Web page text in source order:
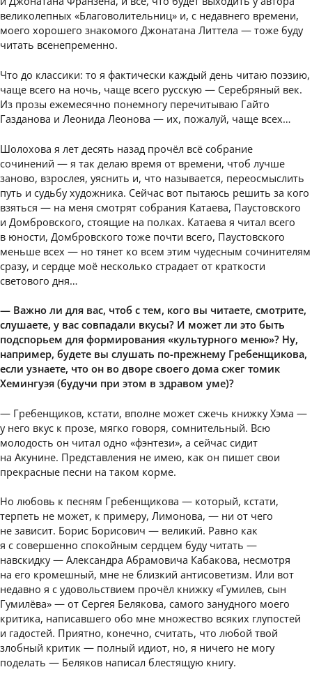
великолепных «Благоволительниц» и, с недавнего времени,
моего хорошего знакомого Джонатана Литтела — тоже буду
читать всенепременно.
Что до классики: то я фактически каждый день читаю поэзию,
чаще всего на ночь, чаще всего русскую — Серебряный век.
Из прозы ежемесячно понемногу перечитываю Гайто
Газданова и Леонида Леонова — их, пожалуй, чаще всех…
Шолохова я лет десять назад прочёл всё собрание
сочинений — я так делаю время от времени, чтоб лучше
заново, взрослея, уяснить и, что называется, переосмыслить
путь и судьбу художника. Сейчас вот пытаюсь решить за кого
взяться — на меня смотрят собрания Катаева, Паустовского
и Домбровского, стоящие на полках. Катаева я читал всего
в юности, Домбровского тоже почти всего, Паустовского
меньше всех — но тянет ко всем этим чудесным сочинителям
сразу, и сердце моё несколько страдает от краткости
светового дня…
— Важно ли для вас, чтоб с тем, кого вы читаете, смотрите,
слушаете, у вас совпадали вкусы? И может ли это быть
подспорьем для формирования «культурного меню»? Ну,
например, будете вы слушать по-прежнему Гребенщикова,
если узнаете, что он во дворе своего дома сжег томик
Хемингуэя (будучи при этом в здравом уме)?
— Гребенщиков, кстати, вполне может сжечь книжку Хэма —
у него вкус к прозе, мягко говоря, сомнительный. Всю
молодость он читал одно «фэнтези», а сейчас сидит
на Акунине. Представления не имею, как он пишет свои
прекрасные песни на таком корме.
Но любовь к песням Гребенщикова — который, кстати,
терпеть не может, к примеру, Лимонова, — ни от чего
не зависит. Борис Борисович — великий. Равно как
я с совершенно спокойным сердцем буду читать —
навскидку — Александра Абрамовича Кабакова, несмотря
на его кромешный, мне не близкий антисоветизм. Или вот
недавно я с удовольствием прочёл книжку «Гумилев, сын
Гумилёва» — от Сергея Белякова, самого занудного моего
критика, написавшего обо мне множество всяких глупостей
и гадостей. Приятно, конечно, считать, что любой твой
злобный критик — полный идиот, но, я ничего не могу
поделать — Беляков написал блестящую книгу.